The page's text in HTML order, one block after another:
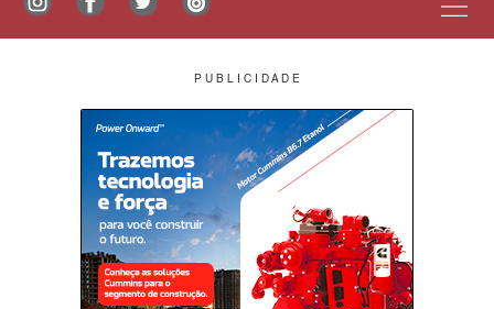
P U B L I C I D A D E